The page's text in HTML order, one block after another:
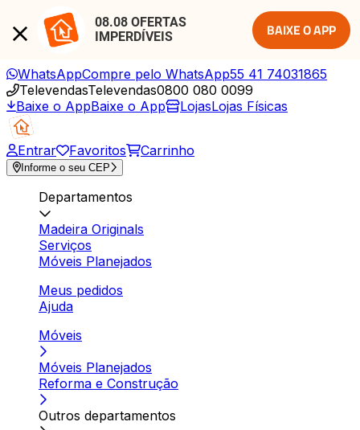
08.08 OFERTAS
IMPERDÍVEIS
BAIXE O APP
WhatsAppCompre pelo WhatsApp55 41 74031865
TelevendasTelevendas0800 080 0099
Baixe o AppBaixe o App LojasLojas Físicas
Entrar Favoritos Carrinho
Informe o seu CEP
Departamentos
Madeira Originals
Serviços
Móveis Planejados
Meus pedidos
Ajuda
Móveis
Móveis Planejados
Reforma e Construção
Outros departamentos